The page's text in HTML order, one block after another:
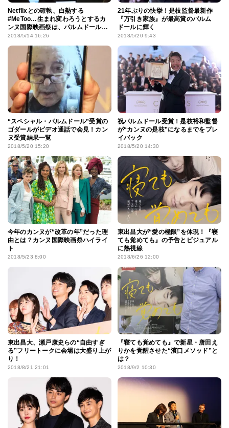
Netflixとの確執、白熱する
#MeToo…生まれ変わろうとするカ
ンヌ国際映画祭は、パルムドールに
なにを選ぶ？
2018/5/14 16:26
21年ぶりの快挙！是枝監督最新作
『万引き家族』が最高賞のパルム
ドールに輝く
2018/5/20 9:43
“スペシャル・パルムドール”受賞の
ゴダールがビデオ通話で会見！カン
ヌ受賞結果一覧
2018/5/20 15:20
祝パルムドール受賞！是枝裕和監督
が“カンヌの是枝”になるまでをプレ
イバック
2018/5/20 14:30
今年のカンヌが“改革の年”だった理
由とは？カンヌ国際映画祭ハイライ
ト
2018/5/23 8:00
東出昌大が“愛の極限”を体現！『寝
ても覚めても』の予告とビジュアル
に熱視線
2018/6/26 12:00
東出昌大、瀬戸康史らの“自由すぎ
る”フリートークに会場は大盛り上が
り！
2018/8/21 21:01
『寝ても覚めても』で新星・唐田え
りかを覚醒させた“濱口メソッド”と
は？
2018/9/2 10:30